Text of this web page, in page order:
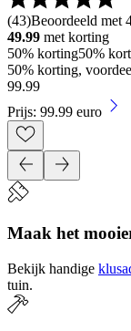
(43)Beoordeeld met
49.99 met korting
50% korting50%
50% korting,
99.99
Prijs: 99.99 euro
Maak het
Bekijk handige
tuin.